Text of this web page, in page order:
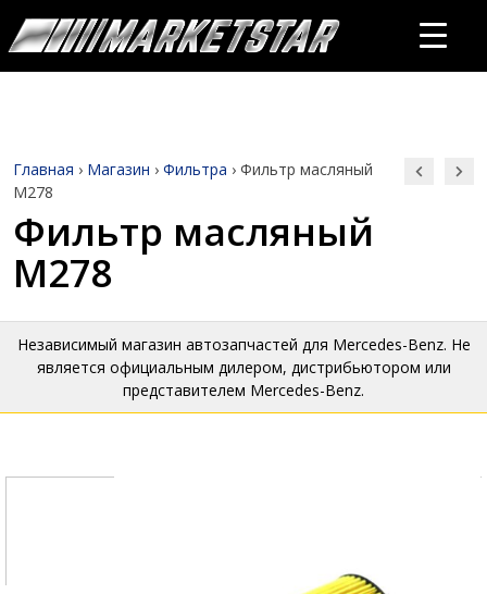
Главная › Магазин › Фильтра › Фильтр масляный
M278
Фильтр масляный
M278
Независимый магазин автозапчастей для Mercedes-Benz. Не
является официальным дилером, дистрибьютором или
представителем Mercedes-Benz.